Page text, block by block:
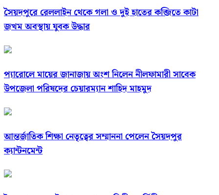
সৈয়দপুরে রেললাইন থেকে গলা ও দুই হাতের কব্জিতে কাটা
জখম অবস্থায় যুবক উদ্ধার
প্যারোলে মায়ের জানাজায় অংশ নিলেন নীলফামারী সাবেক
উপজেলা পরিষদের চেয়ারম্যান শাহিদ মাহমুদ
আন্তর্জাতিক শিক্ষা নেতৃত্বের সম্মাননা পেলেন সৈয়দপুর
ক্যান্টনমেন্ট